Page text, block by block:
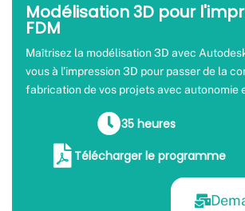
Modélisation 3D pour
FDM
Maîtrisez la modélisation 3D avec
vous à l’impression 3D pour passer de la
fabrication de vos projets avec autonomie
35 heures
Télécharger le programme